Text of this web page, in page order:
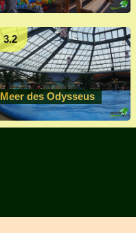
3.2
Meer des Odysseus